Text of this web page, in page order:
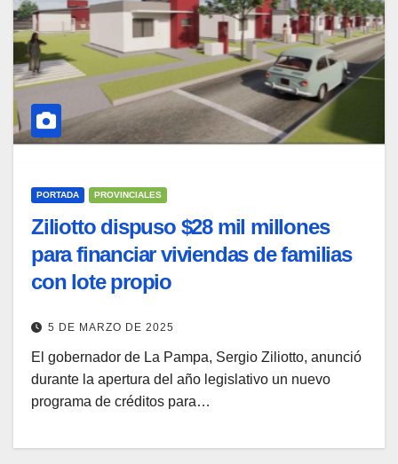
PORTADA PROVINCIALES
Ziliotto dispuso $28 mil millones
para financiar viviendas de familias
con lote propio
5 DE MARZO DE 2025
El gobernador de La Pampa, Sergio Ziliotto, anunció
durante la apertura del año legislativo un nuevo
programa de créditos para…